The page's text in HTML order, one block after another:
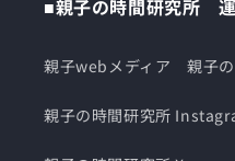
■親子の時間研究所
親子webメディア 親子
親子の時間研究所